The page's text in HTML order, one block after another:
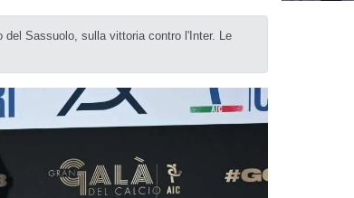
del Sassuolo, sulla vittoria contro l'Inter. Le